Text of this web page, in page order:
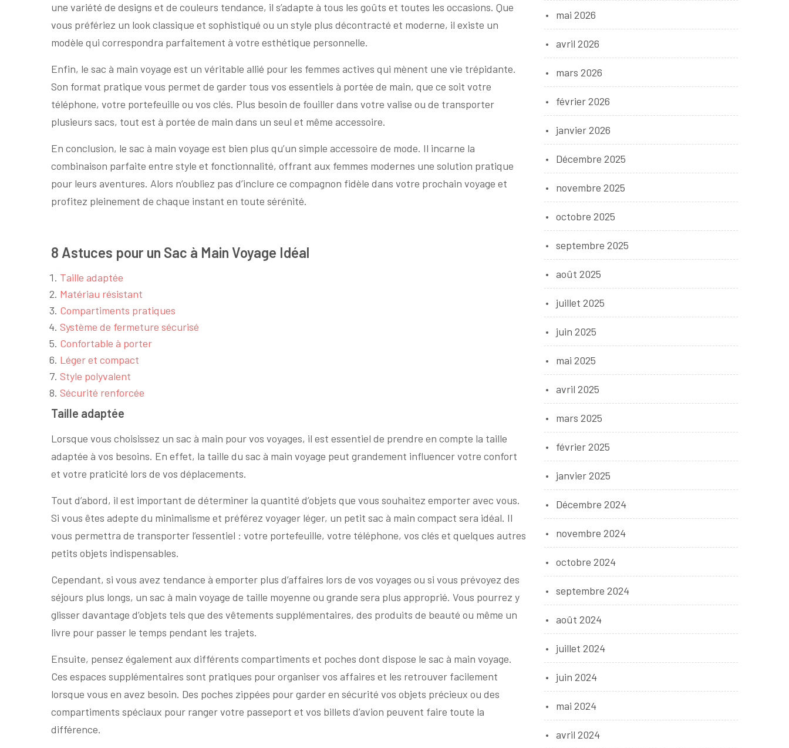
une variété de designs et de couleurs tendance, il s’adapte à tous les goûts et toutes les occasions. Que
vous préfériez un look classique et sophistiqué ou un style plus décontracté et moderne, il existe un
modèle qui correspondra parfaitement à votre esthétique personnelle.
Enfin, le sac à main voyage est un véritable allié pour les femmes actives qui mènent une vie trépidante.
Son format pratique vous permet de garder tous vos essentiels à portée de main, que ce soit votre
téléphone, votre portefeuille ou vos clés. Plus besoin de fouiller dans votre valise ou de transporter
plusieurs sacs, tout est à portée de main dans un seul et même accessoire.
En conclusion, le sac à main voyage est bien plus qu’un simple accessoire de mode. Il incarne la
combinaison parfaite entre style et fonctionnalité, offrant aux femmes modernes une solution pratique
pour leurs aventures. Alors n’oubliez pas d’inclure ce compagnon fidèle dans votre prochain voyage et
profitez pleinement de chaque instant en toute sérénité.
8 Astuces pour un Sac à Main Voyage Idéal
Taille adaptée
Matériau résistant
Compartiments pratiques
Système de fermeture sécurisé
Confortable à porter
Léger et compact
Style polyvalent
Sécurité renforcée
Taille adaptée
Lorsque vous choisissez un sac à main pour vos voyages, il est essentiel de prendre en compte la taille
adaptée à vos besoins. En effet, la taille du sac à main voyage peut grandement influencer votre confort
et votre praticité lors de vos déplacements.
Tout d’abord, il est important de déterminer la quantité d’objets que vous souhaitez emporter avec vous.
Si vous êtes adepte du minimalisme et préférez voyager léger, un petit sac à main compact sera idéal. Il
vous permettra de transporter l’essentiel : votre portefeuille, votre téléphone, vos clés et quelques autres
petits objets indispensables.
Cependant, si vous avez tendance à emporter plus d’affaires lors de vos voyages ou si vous prévoyez des
séjours plus longs, un sac à main voyage de taille moyenne ou grande sera plus approprié. Vous pourrez y
glisser davantage d’objets tels que des vêtements supplémentaires, des produits de beauté ou même un
livre pour passer le temps pendant les trajets.
Ensuite, pensez également aux différents compartiments et poches dont dispose le sac à main voyage.
Ces espaces supplémentaires sont pratiques pour organiser vos affaires et les retrouver facilement
lorsque vous en avez besoin. Des poches zippées pour garder en sécurité vos objets précieux ou des
compartiments spéciaux pour ranger votre passeport et vos billets d’avion peuvent faire toute la
différence.
mai 2026
avril 2026
mars 2026
février 2026
janvier 2026
Décembre 2025
novembre 2025
octobre 2025
septembre 2025
août 2025
juillet 2025
juin 2025
mai 2025
avril 2025
mars 2025
février 2025
janvier 2025
Décembre 2024
novembre 2024
octobre 2024
septembre 2024
août 2024
juillet 2024
juin 2024
mai 2024
avril 2024